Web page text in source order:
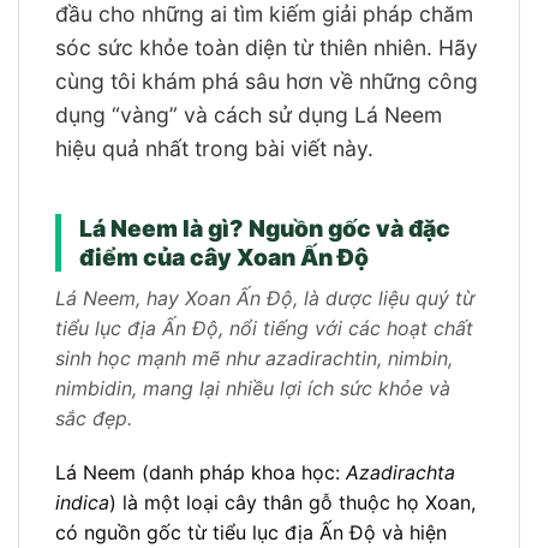
đầu cho những ai tìm kiếm giải pháp chăm
sóc sức khỏe toàn diện từ thiên nhiên. Hãy
cùng tôi khám phá sâu hơn về những công
dụng “vàng” và cách sử dụng Lá Neem
hiệu quả nhất trong bài viết này.
Lá Neem là gì? Nguồn gốc và đặc
điểm của cây Xoan Ấn Độ
Lá Neem, hay Xoan Ấn Độ, là dược liệu quý từ
tiểu lục địa Ấn Độ, nổi tiếng với các hoạt chất
sinh học mạnh mẽ như azadirachtin, nimbin,
nimbidin, mang lại nhiều lợi ích sức khỏe và
sắc đẹp.
Lá Neem (danh pháp khoa học: Azadirachta
indica) là một loại cây thân gỗ thuộc họ Xoan,
có nguồn gốc từ tiểu lục địa Ấn Độ và hiện